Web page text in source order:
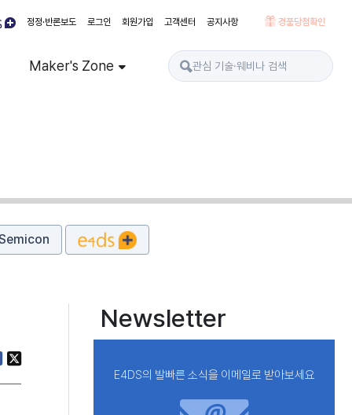
정정·반론보도 로그인 회원가입 고객센터 공지사항 경품당첨확인
Maker's Zone
Newsletter
E4DS의 발빠른 소식을 이메일로 받아보세요